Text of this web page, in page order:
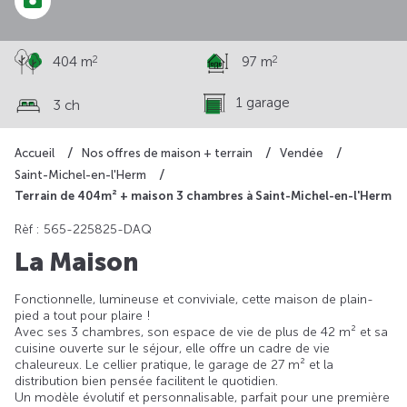
Accueil Nos offres de maison + terrain
Vendée
Saint-Michel-en-l'Herm
Terrain de 404m² + maison 3 chambres à Saint-Michel-en-l'Herm
404 m2 97 m2
3 ch 1 garage
Rèf : 565-225825-DAQ
La Maison
Fonctionnelle, lumineuse et conviviale, cette maison de plain-
pied a tout pour plaire !
Avec ses 3 chambres, son espace de vie de plus de 42 m² et sa
cuisine ouverte sur le séjour, elle offre un cadre de vie
chaleureux. Le cellier pratique, le garage de 27 m² et la
distribution bien pensée facilitent le quotidien.
Un modèle évolutif et personnalisable, parfait pour une première